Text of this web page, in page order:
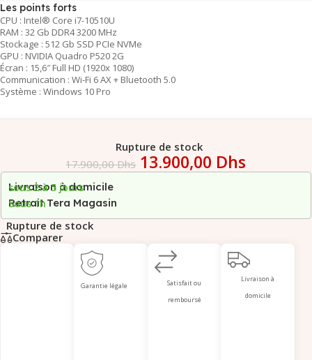
Les points forts
CPU : Intel® Core i7-10510U
RAM : 32 Gb DDR4 3200 MHz
Stockage : 512 Gb SSD PCIe NVMe
GPU : NVIDIA Quadro P520 2G
Écran : 15,6″ Full HD (1920x 1080)
Communication : Wi-Fi 6 AX + Bluetooth 5.0
Système : Windows 10 Pro
Rupture de stock
17.900,00Dhs 13.900,00 Dhs
Livraison à domicile
sous 2 à 5 jours
Retrait Tera Magasin
Sous 1h
Rupture de stock
Comparer
Garantie légale
Satisfait ou
remboursé
Livraison à
domicile